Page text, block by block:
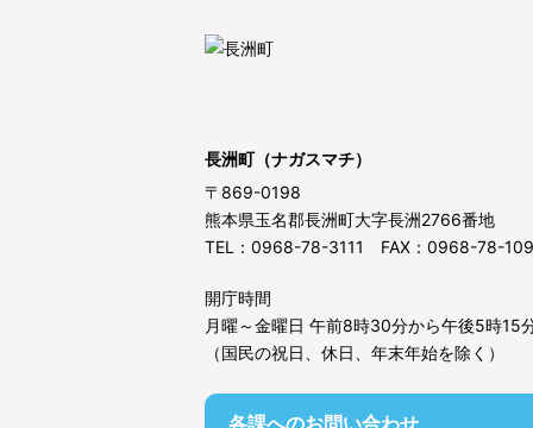
長洲町（ナガスマチ）
〒869-0198
熊本県玉名郡長洲町大字長洲2766番地
TEL：0968-78-3111 FAX：0968-78-
開庁時間
月曜～金曜日 午前8時30分から午後5時15
（国民の祝日、休日、年末年始を除く）
各課へのお問い合わせ